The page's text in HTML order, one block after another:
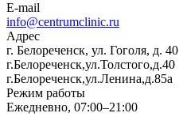
E-mail
info@centrumclinic.ru
Адрес
г. Белореченск, ул. Гоголя, д. 40
г.Белореченск,ул.Толстого,д.40
г.Белореченск,ул.Ленина,д.85а
Режим работы
Ежедневно, 07:00–21:00